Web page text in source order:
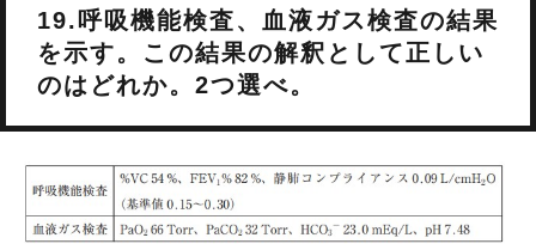
19.呼吸機能検査、血液ガス検査の結果
を示す。この結果の解釈として正しい
のはどれか。2つ選べ。